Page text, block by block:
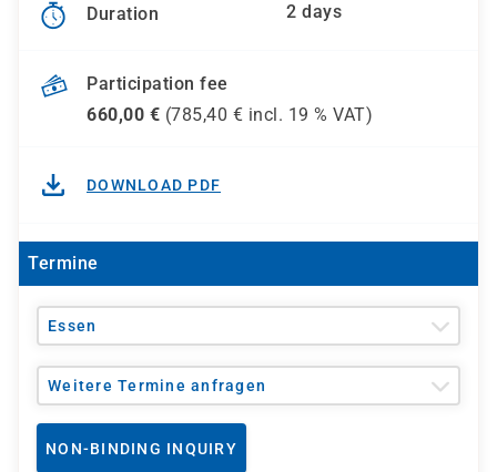
Duration 2 days
Participation fee
660,00 € (785,40 € incl. 19 % VAT)
DOWNLOAD PDF
Termine
Essen
Weitere Termine anfragen
NON-BINDING INQUIRY